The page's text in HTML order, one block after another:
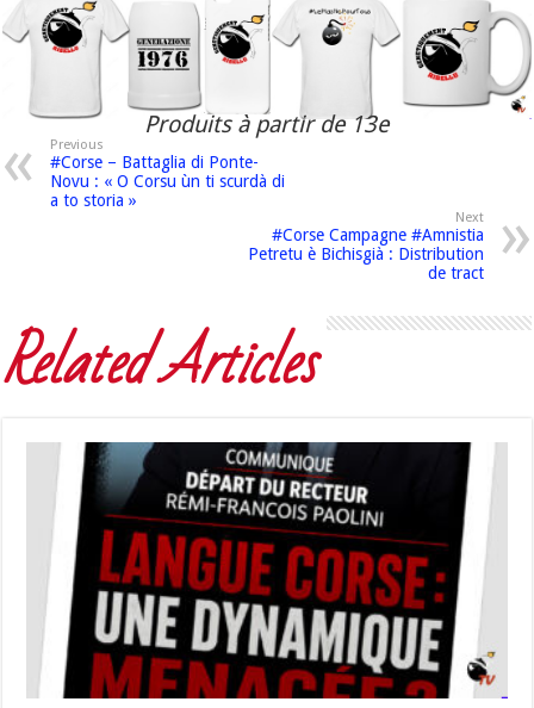
Produits à partir de 13e
Previous
#Corse – Battaglia di Ponte-
Novu : « O Corsu ùn ti scurdà di
a to storia »
Next
#Corse Campagne #Amnistia
Petretu è Bichisgià : Distribution
de tract
Related Articles